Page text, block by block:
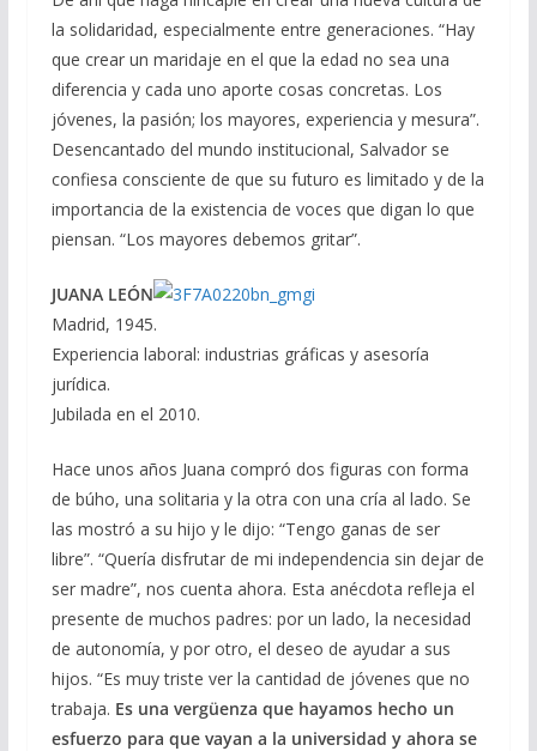
la solidaridad, especialmente entre generaciones. “Hay
que crear un maridaje en el que la edad no sea una
diferencia y cada uno aporte cosas concretas. Los
jóvenes, la pasión; los mayores, experiencia y mesura”.
Desencantado del mundo institucional, Salvador se
confiesa consciente de que su futuro es limitado y de la
importancia de la existencia de voces que digan lo que
piensan. “Los mayores debemos gritar”.
JUANA LEÓN
Madrid, 1945.
Experiencia laboral: industrias gráficas y asesoría
jurídica.
Jubilada en el 2010.
Hace unos años Juana compró dos figuras con forma
de búho, una solitaria y la otra con una cría al lado. Se
las mostró a su hijo y le dijo: “Tengo ganas de ser
libre”. “Quería disfrutar de mi independencia sin dejar de
ser madre”, nos cuenta ahora. Esta anécdota refleja el
presente de muchos padres: por un lado, la necesidad
de autonomía, y por otro, el deseo de ayudar a sus
hijos. “Es muy triste ver la cantidad de jóvenes que no
trabaja. Es una vergüenza que hayamos hecho un
esfuerzo para que vayan a la universidad y ahora se